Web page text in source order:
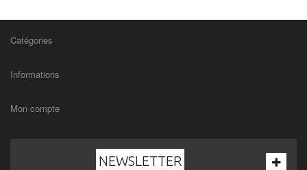
Catégories
Informations
Mon compte
NEWSLETTER